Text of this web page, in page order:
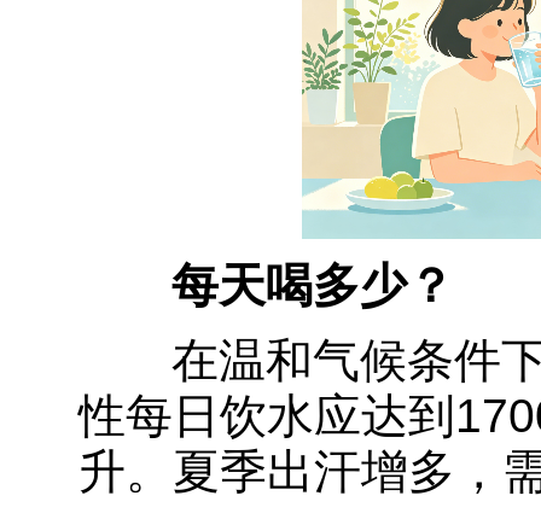
每天喝多少？
在温和气候条件下
性每日饮水应达到
升。夏季出汗增多，